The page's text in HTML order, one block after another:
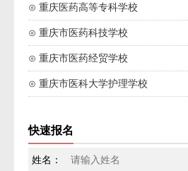
⊙ 重庆医药高等专科学校
⊙ 重庆市医药科技学校
⊙ 重庆市医药经贸学校
⊙ 重庆市医科大学护理学校
快速报名
姓名：